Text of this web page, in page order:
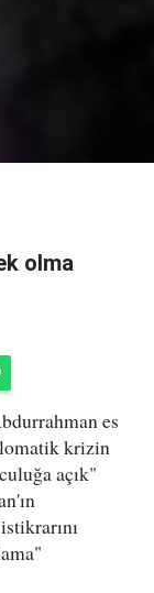
olma
es
krizin
açık"